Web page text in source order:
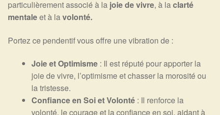
particulièrement associé à la joie de vivre, à laclarté
mentaleet à lavolonté.
Portez ce pendentif vous offre une vibration de :
Joie et Optimisme : Il est réputé pour apporter la
joie de vivre, l’optimisme et chasser la morosité ou
la tristesse.
Confiance en Soi et Volonté : Il renforce la
volonté, le courage et la confiance en soi, aidant à